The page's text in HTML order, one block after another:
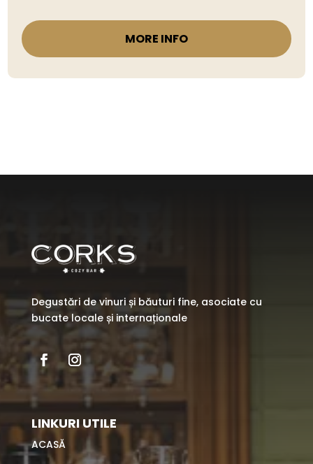
MORE INFO
Degustări de vinuri și băuturi fine, asociate cu
bucate locale și internaționale
LINKURI UTILE
ACASĂ